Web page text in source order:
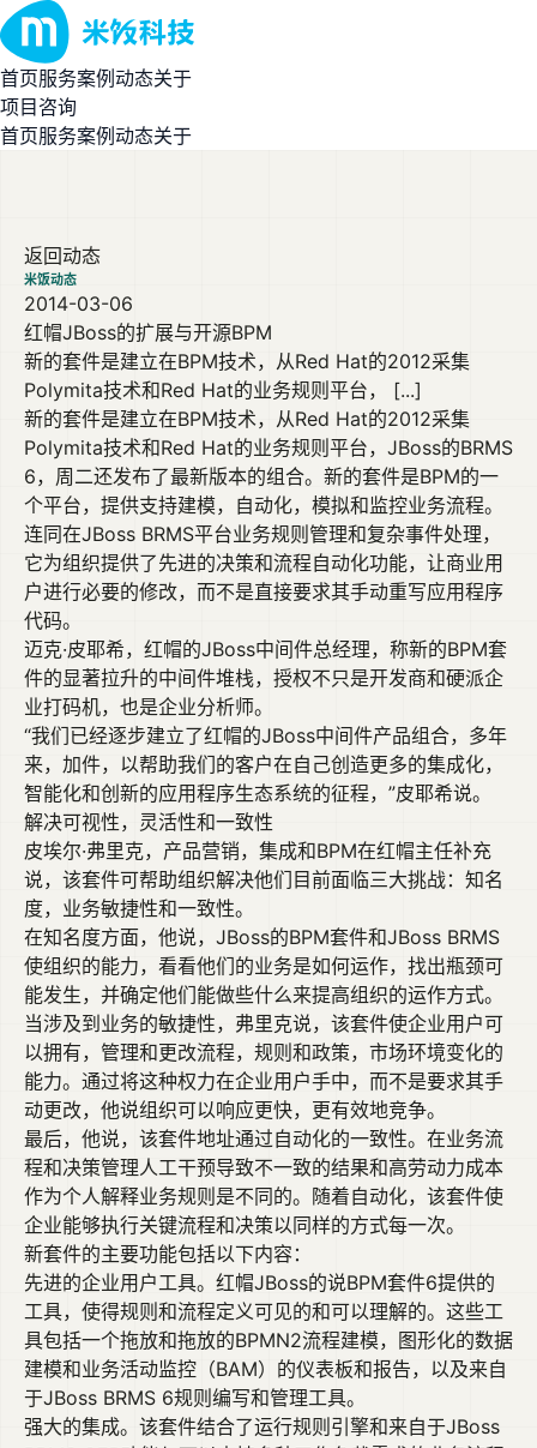
首页服务案例动态关于
项目咨询
首页服务案例动态关于
返回动态
米饭动态
2014-03-06
红帽JBoss的扩展与开源BPM
新的套件是建立在BPM技术，从Red Hat的2012采集
Polymita技术和Red Hat的业务规则平台， [...]
新的套件是建立在BPM技术，从Red Hat的2012采集
Polymita技术和Red Hat的业务规则平台，JBoss的BRMS
6，周二还发布了最新版本的组合。新的套件是BPM的一
个平台，提供支持建模，自动化，模拟和监控业务流程。
连同在JBoss BRMS平台业务规则管理和复杂事件处理，
它为组织提供了先进的决策和流程自动化功能，让商业用
户进行必要的修改，而不是直接要求其手动重写应用程序
代码。
迈克·皮耶希，红帽的JBoss中间件总经理，称新的BPM套
件的显著拉升的中间件堆栈，授权不只是开发商和硬派企
业打码机，也是企业分析师。
“我们已经逐步建立了红帽的JBoss中间件产品组合，多年
来，加件，以帮助我们的客户在自己创造更多的集成化，
智能化和创新的应用程序生态系统的征程，”皮耶希说。
解决可视性，灵活性和一致性
皮埃尔·弗里克，产品营销，集成和BPM在红帽主任补充
说，该套件可帮助组织解决他们目前面临三大挑战：知名
度，业务敏捷性和一致性。
在知名度方面，他说，JBoss的BPM套件和JBoss BRMS
使组织的能力，看看他们的业务是如何运作，找出瓶颈可
能发生，并确定他们能做些什么来提高组织的运作方式。
当涉及到业务的敏捷性，弗里克说，该套件使企业用户可
以拥有，管理和更改流程，规则和政策，市场环境变化的
能力。通过将这种权力在企业用户手中，而不是要求其手
动更改，他说组织可以响应更快，更有效地竞争。
最后，他说，该套件地址通过自动化的一致性。在业务流
程和决策管理人工干预导致不一致的结果和高劳动力成本
作为个人解释业务规则是不同的。随着自动化，该套件使
企业能够执行关键流程和决策以同样的方式每一次。
新套件的主要功能包括以下内容：
先进的企业用户工具。红帽JBoss的说BPM套件6提供的
工具，使得规则和流程定义可见的和可以理解的。这些工
具包括一个拖放和拖放的BPMN2流程建模，图形化的数据
建模和业务活动监控（BAM）的仪表板和报告，以及来自
于JBoss BRMS 6规则编写和管理工具。
强大的集成。该套件结合了运行规则引擎和来自于JBoss